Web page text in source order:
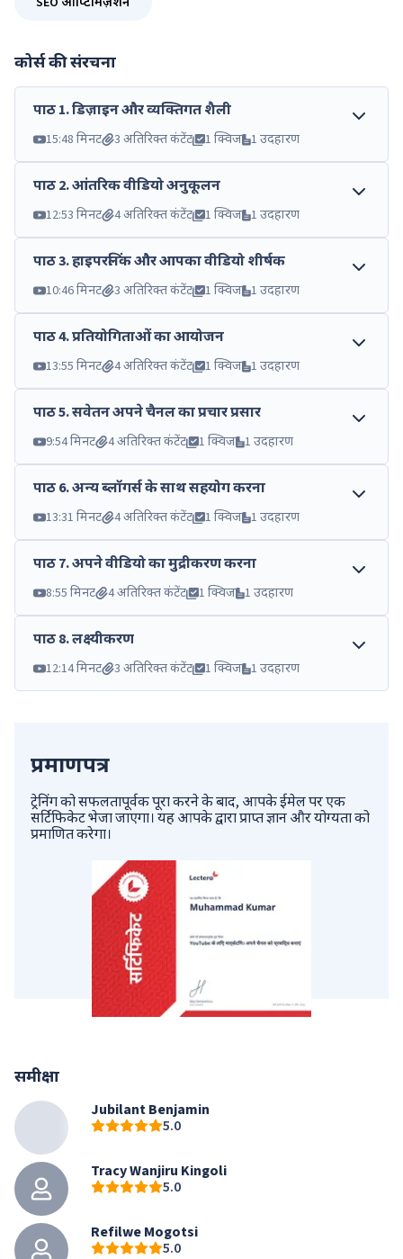
कोर्स की संरचना
पाठ1.डिज़ाइन और व्यक्तिगत शैली
15:48 मिनट 3 अतिरिक्त कंटेंट 1 क्विज 1 उदहारण
पाठ2.आंतरिक वीडियो अनुकूलन
12:53 मिनट 4 अतिरिक्त कंटेंट 1 क्विज 1 उदहारण
पाठ3.हाइपरलिंक और आपका वीडियो शीर्षक
10:46 मिनट 3 अतिरिक्त कंटेंट 1 क्विज 1 उदहारण
पाठ4.प्रतियोगिताओं का आयोजन
13:55 मिनट 4 अतिरिक्त कंटेंट 1 क्विज 1 उदहारण
पाठ5.सवेतन अपने चैनल का प्रचार प्रसार
9:54 मिनट 4 अतिरिक्त कंटेंट 1 क्विज 1 उदहारण
पाठ6.अन्य ब्लॉगर्स के साथ सहयोग करना
13:31 मिनट 4 अतिरिक्त कंटेंट 1 क्विज 1 उदहारण
पाठ7.अपने वीडियो का मुद्रीकरण करना
8:55 मिनट 4 अतिरिक्त कंटेंट 1 क्विज 1 उदहारण
पाठ8.लक्ष्यीकरण
12:14 मिनट 3 अतिरिक्त कंटेंट 1 क्विज 1 उदहारण
प्रमाणपत्र
ट्रेनिंग को सफलतापूर्वक पूरा करने के बाद, आपके ईमेल पर एक
सर्टिफिकेट भेजा जाएगा। यह आपके द्वारा प्राप्त ज्ञान और योग्यता को
प्रमाणित करेगा।
समीक्षा
Jubilant Benjamin
5.0
Tracy Wanjiru Kingoli
5.0
Refilwe Mogotsi
5.0